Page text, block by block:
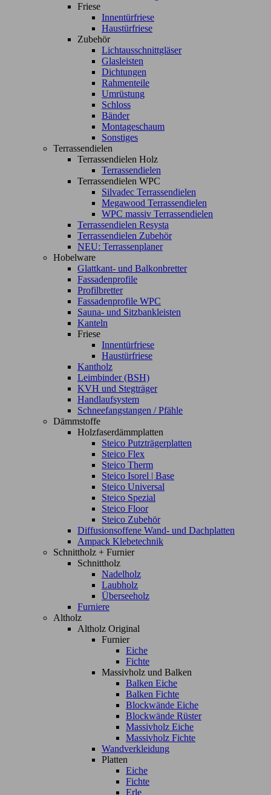
Friese
Innentürfriese
Haustürfriese
Zubehör
Lichtausschnittgläser
Glasleisten
Dichtungen
Rahmenteile
Umrüstung
Schloss
Bänder
Montageschaum
Sonstiges
Terrassendielen
Terrassendielen Holz
Terrassendielen
Terrassendielen WPC
Silvadec Terrassendielen
Megawood Terrassendielen
WPC massiv Terrassendielen
Terrassendielen Resysta
Terrassendielen Zubehör
NEU: Terrassenplaner
Hobelware
Glattkant- und Balkonbretter
Fassadenprofile
Profilbretter
Fassadenprofile WPC
Sauna- und Sitzbankleisten
Kanteln
Friese
Innentürfriese
Haustürfriese
Kantholz
Leimbinder (BSH)
KVH und Stegträger
Handlaufsystem
Schneefangstangen / Pfähle
Dämmstoffe
Holzfaserdämmplatten
Steico Putzträgerplatten
Steico Flex
Steico Therm
Steico Isorel | Base
Steico Universal
Steico Spezial
Steico Floor
Steico Zubehör
Diffusionsoffene Wand- und Dachplatten
Ampack Klebetechnik
Schnittholz + Furnier
Schnittholz
Nadelholz
Laubholz
Überseeholz
Furniere
Altholz
Altholz Original
Furnier
Eiche
Fichte
Massivholz und Balken
Balken Eiche
Balken Fichte
Blockwände Eiche
Blockwände Rüster
Massivholz Eiche
Massivholz Fichte
Wandverkleidung
Platten
Eiche
Fichte
Erle